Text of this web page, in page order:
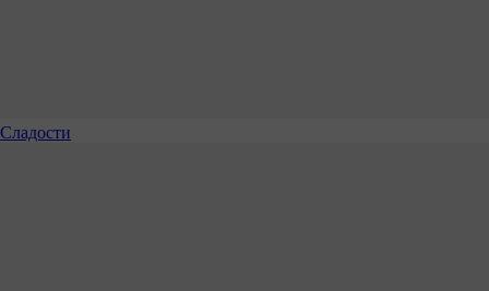
Сладости